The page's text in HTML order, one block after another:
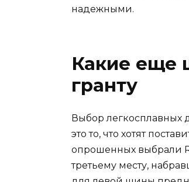
надежными.
Какие еще
гранту
Выбор легкосплавных
это то, что хотят
опрошенных выбрали
третьему месту,